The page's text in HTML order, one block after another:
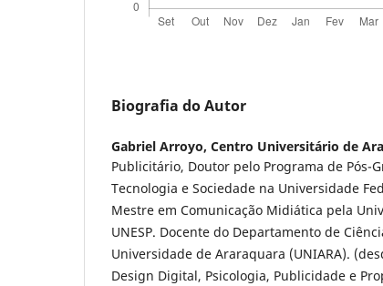
Biografia do Autor
Gabriel Arroyo, Centro Universitário de
Publicitário, Doutor pelo Programa de Pós-
Tecnologia e Sociedade na Universidade
Mestre em Comunicação Midiática pela
UNESP. Docente do Departamento de
Universidade de Araraquara (UNIARA).
Design Digital, Psicologia, Publicidade e